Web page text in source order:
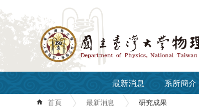
跳到主要內容區塊
最新消息 系所簡介
首頁 最新消息 研究成果